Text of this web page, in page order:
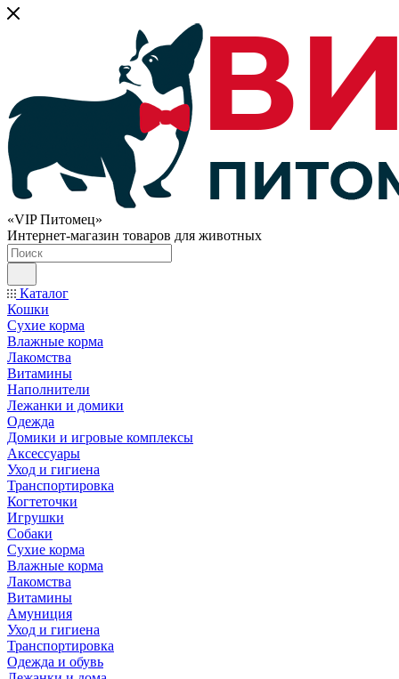
«VIP Питомец»
Интернет-магазин товаров для животных
Каталог
Кошки
Сухие корма
Влажные корма
Лакомства
Витамины
Наполнители
Лежанки и домики
Одежда
Домики и игровые комплексы
Аксессуары
Уход и гигиена
Транспортировка
Когтеточки
Игрушки
Собаки
Сухие корма
Влажные корма
Лакомства
Витамины
Амуниция
Уход и гигиена
Транспортировка
Одежда и обувь